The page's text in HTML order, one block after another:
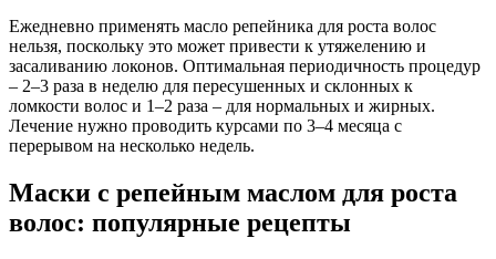
Ежедневно применять масло репейника для роста волос
нельзя, поскольку это может привести к утяжелению и
засаливанию локонов. Оптимальная периодичность процедур
– 2–3 раза в неделю для пересушенных и склонных к
ломкости волос и 1–2 раза – для нормальных и жирных.
Лечение нужно проводить курсами по 3–4 месяца с
перерывом на несколько недель.
Маски с репейным маслом для роста
волос: популярные рецепты